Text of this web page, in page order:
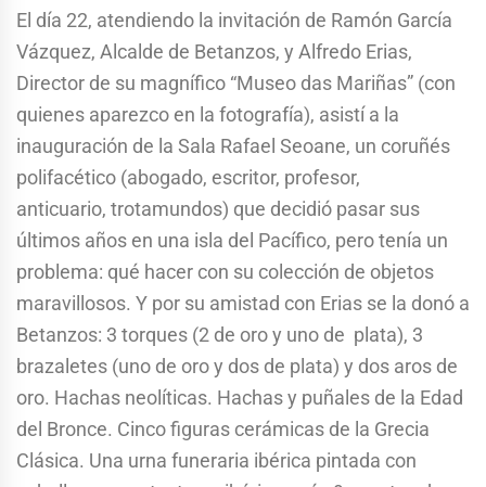
El día 22, atendiendo la invitación de Ramón García
Vázquez, Alcalde de Betanzos, y Alfredo Erias,
Director de su magnífico “Museo das Mariñas” (con
quienes aparezco en la fotografía), asistí a la
inauguración de la Sala Rafael Seoane, un coruñés
polifacético (abogado, escritor, profesor,
anticuario, trotamundos) que decidió pasar sus
últimos años en una isla del Pacífico, pero tenía un
problema: qué hacer con su colección de objetos
maravillosos. Y por su amistad con Erias se la donó a
Betanzos: 3 torques (2 de oro y uno de plata), 3
brazaletes (uno de oro y dos de plata) y dos aros de
oro. Hachas neolíticas. Hachas y puñales de la Edad
del Bronce. Cinco figuras cerámicas de la Grecia
Clásica. Una urna funeraria ibérica pintada con